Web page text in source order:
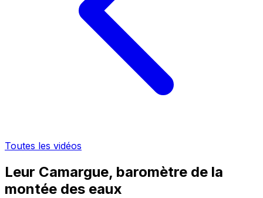
Toutes les vidéos
Leur Camargue, baromètre de la
montée des eaux